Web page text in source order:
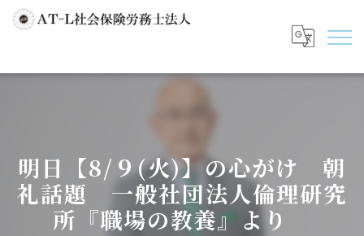
明日【8/９(火)】の心がけ 朝
礼話題 一般社団法人倫理研究
所『職場の教養』より